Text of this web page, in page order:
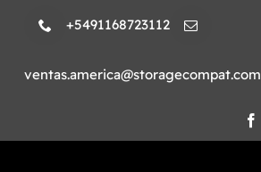
content
+5491168723112
ventas.america@storagecompat.com